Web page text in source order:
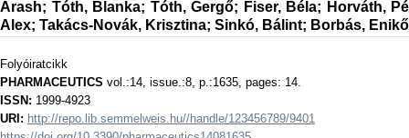
Arash; Tóth, Blanka; Tóth, Gergő; Fiser, Béla; Horváth,
Alex; Takács-Novák, Krisztina; Sinkó, Bálint; Borbás, Enikő
Folyóiratcikk
PHARMACEUTICS vol.:14, issue.:8, p.:1635, pages: 14.
ISSN: 1999-4923
URI: http://repo.lib.semmelweis.hu//handle/123456789/9401